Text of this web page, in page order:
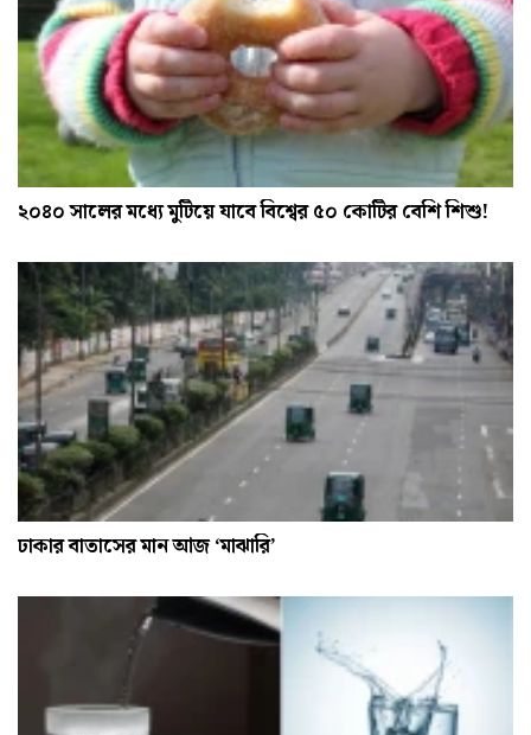
২০৪০ সালের মধ্যে মুটিয়ে যাবে বিশ্বের ৫০ কোটির বেশি শিশু!
ঢাকার বাতাসের মান আজ ‘মাঝারি’